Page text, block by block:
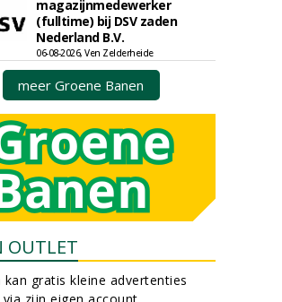
magazijnmedewerker
(fulltime) bij DSV zaden
Nederland B.V.
06-08-2026, Ven Zelderheide
meer Groene Banen
OUTLET
kan gratis kleine advertenties